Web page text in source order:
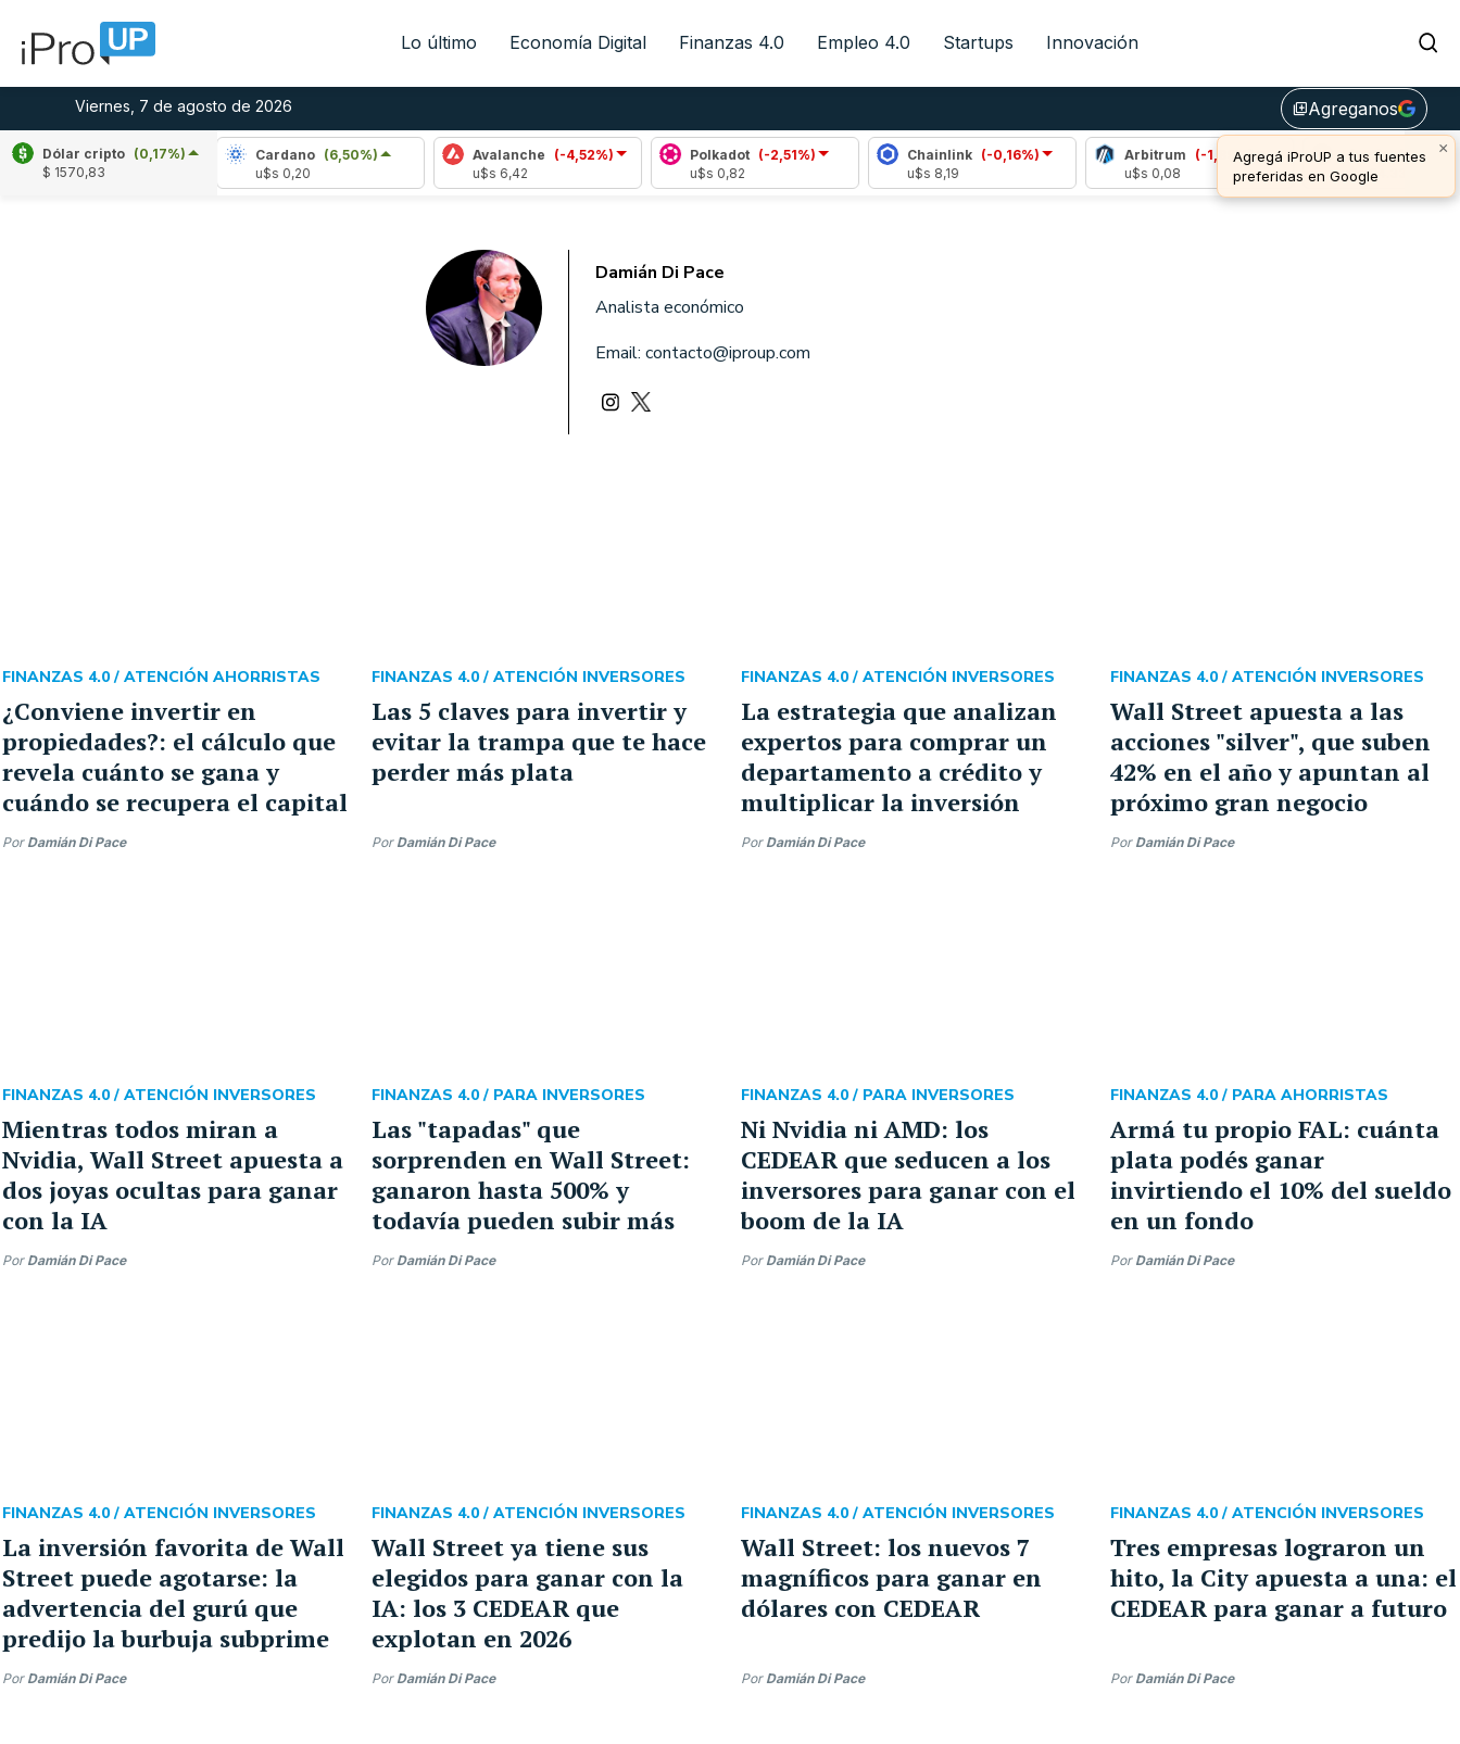
Lo último Economía Digital Finanzas 4.0 Empleo 4.0 Startups Innovación
Viernes, 7 de agosto de 2026 library_addAgreganos
×
Agregá iProUP a tus fuentes
preferidas en Google
Dólar cripto (0,17%)
$ 1570,83
(-2,00%)
1,03
Cardano
(6,50%)
u$s 0,20
Avalanche (-4,52%)
u$s 6,42
Polkadot (-2,51%)
u$s 0,82
Chainlink (-0,16%)
u$s 8,19
Arbitrum (-1,89%)
u$s 0,08
Bitcoin
(-0,67%)
u$s 64.332,00
Damián Di Pace
Analista económico
Email: contacto@iproup.com
¿Conviene invertir en
propiedades?: el cálculo que
revela cuánto se gana y
cuándo se recupera el capital
FINANZAS 4.0 / ATENCIÓN AHORRISTAS
Por Damián Di Pace
Las 5 claves para invertir y
evitar la trampa que te hace
perder más plata
FINANZAS 4.0 / ATENCIÓN INVERSORES
Por Damián Di Pace
La estrategia que analizan
expertos para comprar un
departamento a crédito y
multiplicar la inversión
FINANZAS 4.0 / ATENCIÓN INVERSORES
Por Damián Di Pace
Wall Street apuesta a las
acciones "silver", que suben
42% en el año y apuntan al
próximo gran negocio
FINANZAS 4.0 / ATENCIÓN INVERSORES
Por Damián Di Pace
Mientras todos miran a
Nvidia, Wall Street apuesta a
dos joyas ocultas para ganar
con la IA
FINANZAS 4.0 / ATENCIÓN INVERSORES
Por Damián Di Pace
Las "tapadas" que
sorprenden en Wall Street:
ganaron hasta 500% y
todavía pueden subir más
FINANZAS 4.0 / PARA INVERSORES
Por Damián Di Pace
Ni Nvidia ni AMD: los
CEDEAR que seducen a los
inversores para ganar con el
boom de la IA
FINANZAS 4.0 / PARA INVERSORES
Por Damián Di Pace
Armá tu propio FAL: cuánta
plata podés ganar
invirtiendo el 10% del sueldo
en un fondo
FINANZAS 4.0 / PARA AHORRISTAS
Por Damián Di Pace
La inversión favorita de Wall
Street puede agotarse: la
advertencia del gurú que
predijo la burbuja subprime
FINANZAS 4.0 / ATENCIÓN INVERSORES
Por Damián Di Pace
Wall Street ya tiene sus
elegidos para ganar con la
IA: los 3 CEDEAR que
explotan en 2026
FINANZAS 4.0 / ATENCIÓN INVERSORES
Por Damián Di Pace
Wall Street: los nuevos 7
magníficos para ganar en
dólares con CEDEAR
FINANZAS 4.0 / ATENCIÓN INVERSORES
Por Damián Di Pace
Tres empresas lograron un
hito, la City apuesta a una: el
CEDEAR para ganar a futuro
FINANZAS 4.0 / ATENCIÓN INVERSORES
Por Damián Di Pace